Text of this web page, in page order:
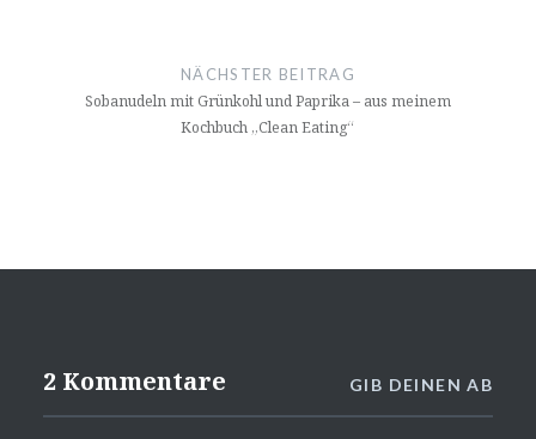
NÄCHSTER BEITRAG
Sobanudeln mit Grünkohl und Paprika – aus meinem
Kochbuch „Clean Eating“
2 Kommentare GIB DEINEN AB